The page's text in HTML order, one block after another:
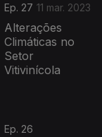
Ep. 27 11 mar. 2023
Alterações
Climáticas no
Setor
Vitivinícola
Ep. 26